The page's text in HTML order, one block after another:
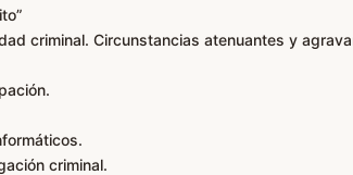
criminal. Circunstancias atenuantes y
criminal.